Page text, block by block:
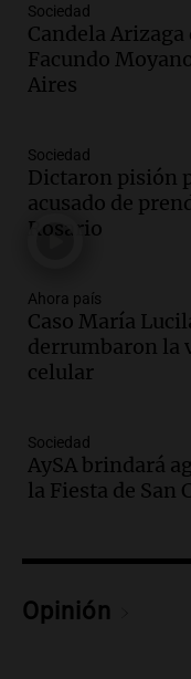
Yacanto
Ahora país
Episodios
la ley de
Noticias
Episodios
tierras por
Noticias
Episodios
Audio.
Panorama
Episodios
muertes de
Episodios
Sociedad
Candela Arizaga
Facundo
Aires
Sociedad
Dictaron pisión
acusado de
Rosario
Ahora país
Caso María
derrumbaron la
celular
Sociedad
AySA brindará
la Fiesta de San
Opinión